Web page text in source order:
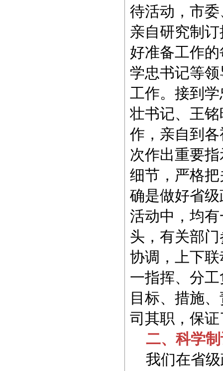
待活动，市
亲自研究制
好准备工作
学忠书记等
工作。接到
壮书记、王
作，亲自到
次作出重要
细节，严格
确是做好省
活动中，均
头，有关部
协调，上下
一指挥、分
目标、措施
司其职，保
二、科学制
我们在省级